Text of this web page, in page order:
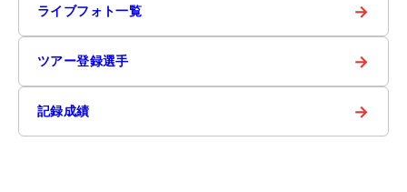
ライブフォト一覧 →
ツアー登録選手 →
記録成績 →